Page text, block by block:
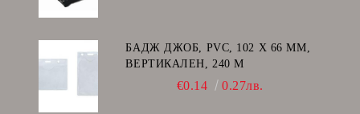
БАДЖ ДЖОБ, PVC, 102 Х 66 ММ,
ВЕРТИКАЛЕН, 240 Μ
€0.14 0.27лв.